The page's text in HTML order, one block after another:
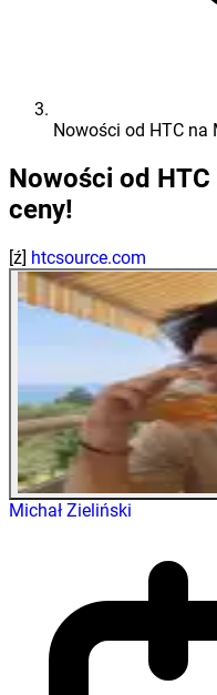
Nowości od HTC na
Nowości od
ceny!
[ź] htcsource.com
Michał Zieliński